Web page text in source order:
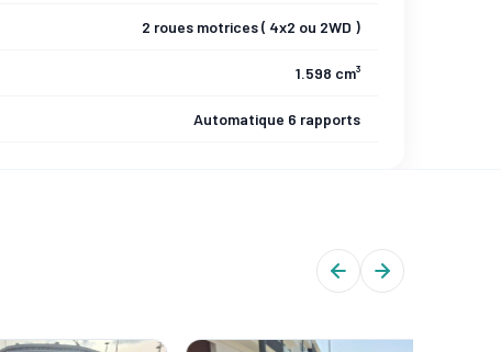
2 roues motrices ( 4x2 ou 2WD )
1.598 cm³
Automatique 6 rapports